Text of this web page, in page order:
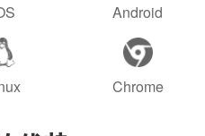
Android
Chrome